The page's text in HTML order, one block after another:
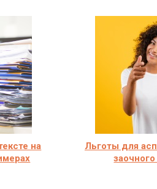
на
Льготы для